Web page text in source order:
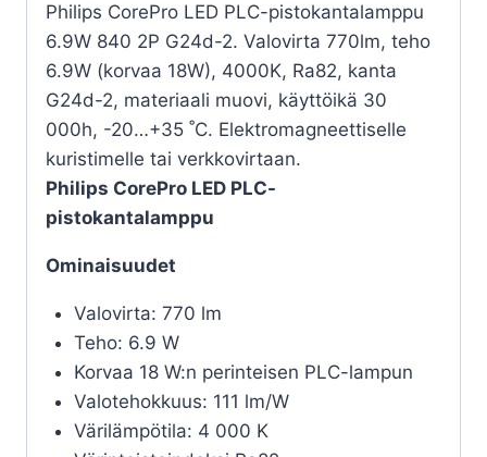
Philips CorePro LED PLC-pistokantalamppu
6.9W 840 2P G24d-2. Valovirta 770lm, teho
6.9W (korvaa 18W), 4000K, Ra82, kanta
G24d-2, materiaali muovi, käyttöikä 30
000h, -20…+35 ˚C. Elektromagneettiselle
kuristimelle tai verkkovirtaan.
Philips CorePro LED PLC-
pistokantalamppu
Ominaisuudet
Valovirta: 770 lm
Teho: 6.9 W
Korvaa 18 W:n perinteisen PLC-lampun
Valotehokkuus: 111 lm/W
Värilämpötila: 4 000 K